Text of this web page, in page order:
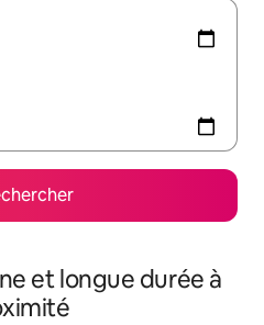
et longue durée à